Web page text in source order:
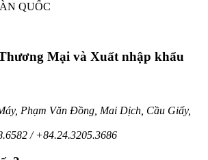
QUỐC
Mại và Xuất nhập khẩu
Phạm Văn Đồng, Mai Dịch, Cầu Giấy,
/ +84.24.3205.3686